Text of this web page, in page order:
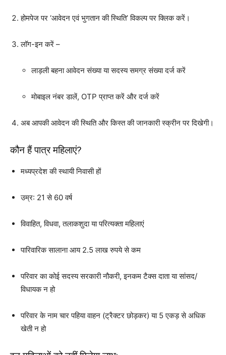
होमपेज पर ‘आवेदन एवं भुगतान की स्थिति’ विकल्प पर क्लिक करें।
लॉग-इन करें –
लाड़ली बहना आवेदन संख्या या सदस्य समग्र संख्या दर्ज करें
मोबाइल नंबर डालें, OTP प्राप्त करें और दर्ज करें
अब आपकी आवेदन की स्थिति और किस्त की जानकारी स्क्रीन पर दिखेगी।
कौन हैं पात्र महिलाएं?
मध्यप्रदेश की स्थायी निवासी हों
उम्र: 21 से 60 वर्ष
विवाहित, विधवा, तलाकशुदा या परित्यक्ता महिलाएं
पारिवारिक सालाना आय 2.5 लाख रुपये से कम
परिवार का कोई सदस्य सरकारी नौकरी, इनकम टैक्स दाता या सांसद/
विधायक न हो
परिवार के नाम चार पहिया वाहन (ट्रैक्टर छोड़कर) या 5 एकड़ से अधिक
खेती न हो